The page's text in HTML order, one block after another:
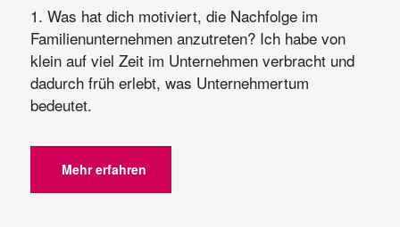
1. Was hat dich motiviert, die Nachfolge im
Familienunternehmen anzutreten? Ich habe von
klein auf viel Zeit im Unternehmen verbracht und
dadurch früh erlebt, was Unternehmertum
bedeutet.
Mehr erfahren